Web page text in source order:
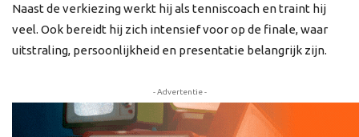
Naast de verkiezing werkt hij als tenniscoach en traint hij
veel. Ook bereidt hij zich intensief voor op de finale, waar
uitstraling, persoonlijkheid en presentatie belangrijk zijn.
- Advertentie -